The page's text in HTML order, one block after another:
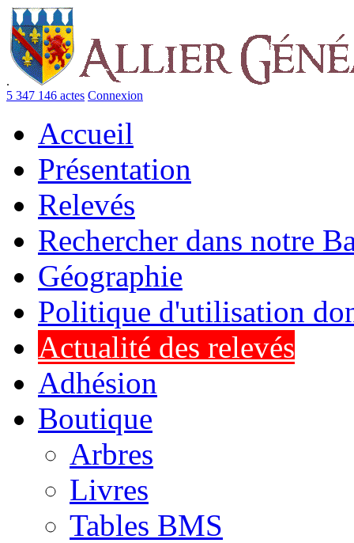
.
5 347 146 actes Connexion
Accueil
Présentation
Relevés
Rechercher dans notre
Géographie
Politique d'utilisation
Actualité des relevés
Adhésion
Boutique
Arbres
Livres
Tables BMS